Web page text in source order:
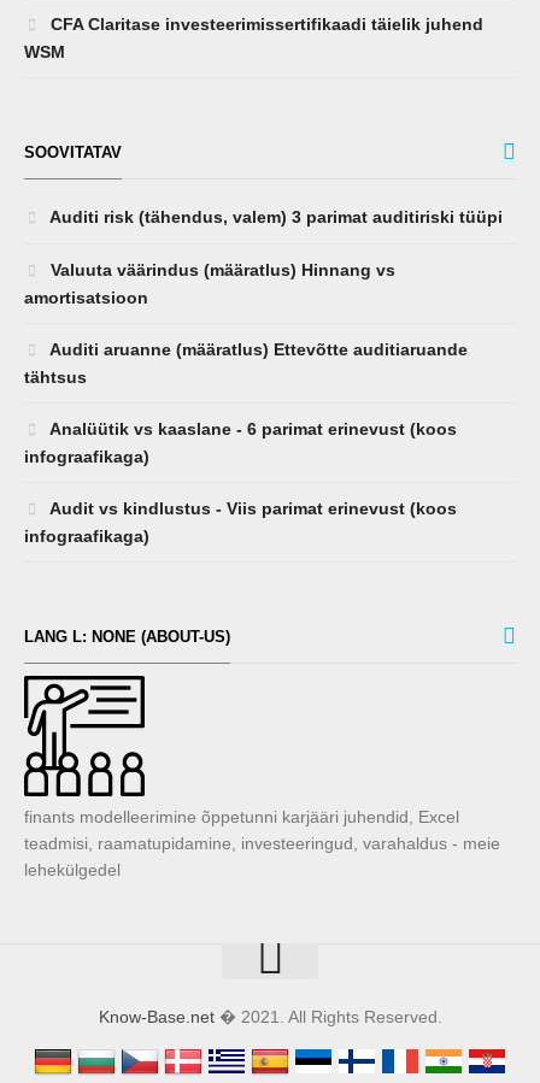
Valuuta väärindus (määratlus) Hinnang vs
Auditi aruanne (määratlus) Ettevõtte auditiaruande
Analüütik vs kaaslane - 6 parimat erinevust (koos
Audit vs kindlustus - Viis parimat erinevust (koos
finants modelleerimine õppetunni karjääri juhendid, Excel
teadmisi, raamatupidamine, investeeringud, varahaldus - meie
lehekülgedel
� 2021. All Rights Reserved.